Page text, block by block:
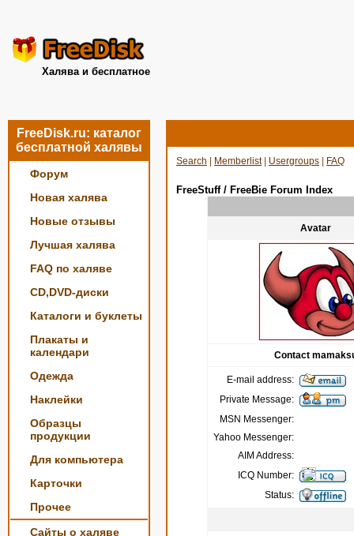
Халява и бесплатное
FreeDisk.ru: каталог
бесплатной халявы
Форум
Новая халява
Новые отзывы
Лучшая халява
FAQ по халяве
CD,DVD-диски
Каталоги и буклеты
Плакаты и
календари
Одежда
Наклейки
Образцы
продукции
Для компьютера
Карточки
Прочее
Сайты о халяве
Search Memberlist| Usergroups FAQ
FreeStuff / FreeBie Forum Index
Avatar
Contact
E-mail address:
Private Message:
MSN Messenger:
Yahoo Messenger:
AIM Address:
ICQ Number:
Status: